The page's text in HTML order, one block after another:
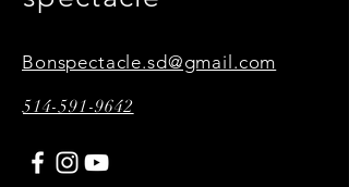
Bonspectacle.sd@gmail.com
514-591-9642